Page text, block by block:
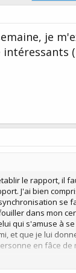
je
intéressants
le rapport, il
J'ai bien
se
dans mon
qui s'amuse à se
et que je lui
en fâce de